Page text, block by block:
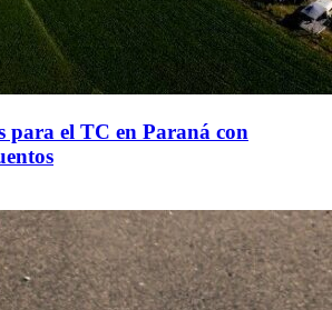
para el TC en Paraná con